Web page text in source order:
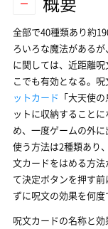
全部で40種類あり約
ろいろな魔法がある
に関しては、近距離
こでも有効となる。
ットカード 「大天使
ットに収納すること
め、一度ゲームの外
使う方法は2種類あり
文カードをはめる方
て決定ボタンを押す
ずに呪文の効果を何度
呪文カードの名称と効